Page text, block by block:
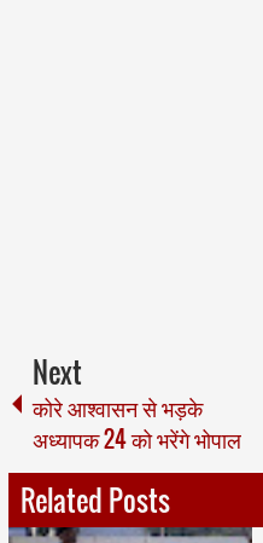
Next
कोरे आश्वासन से भड़के
अध्यापक 24 को भरेंगे भोपाल
Related Posts